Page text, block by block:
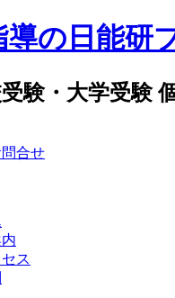
験・大学受験
合せ